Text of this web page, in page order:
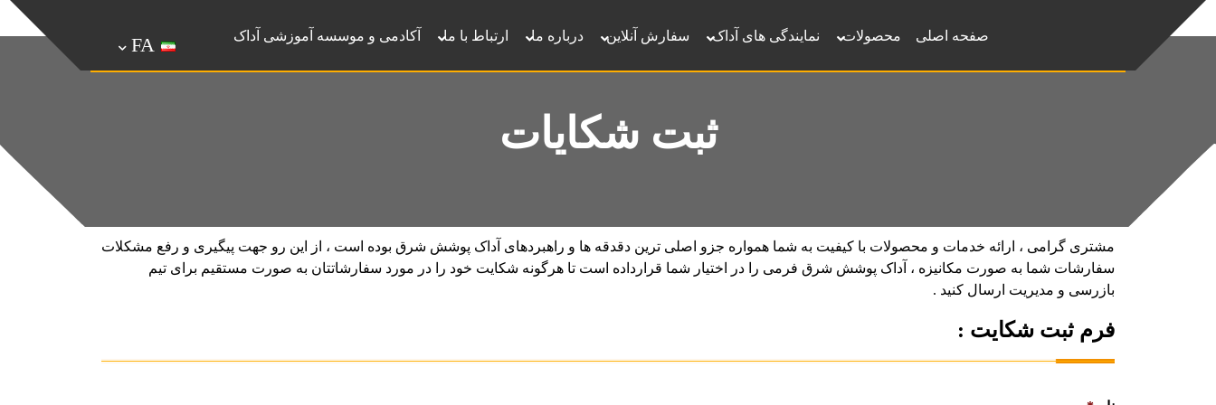
صفحه اصلی محصولات نمایندگی های آداک سفارش آنلاین درباره ما ارتباط با ما آکادمی و موسسه آموزشی آداک FA
ثبت شکایات
مشتری گرامی ، ارائه خدمات و محصولات با کیفیت به شما همواره جزو اصلی ترین دقدقه ها و راهبردهای آداک پوشش شرق بوده است ، از این رو جهت پیگیری و رفع مشکلات
سفارشات شما به صورت مکانیزه ، آداک پوشش شرق فرمی را در اختیار شما قرارداده است تا هرگونه شکایت خود را در مورد سفارشاتتان به صورت مستقیم برای تیم
بازرسی و مدیریت ارسال کنید .
فرم ثبت شکایت :